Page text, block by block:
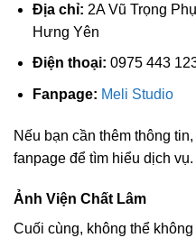
Địa chỉ: 2A Vũ Trọng
Hưng Yên
Điện thoại: 0975 443
Fanpage: Meli Studio
Nếu bạn cần thêm thông
fanpage để tìm hiểu dịch vụ.
Ảnh Viện Chất Lâm
Cuối cùng, không thể không